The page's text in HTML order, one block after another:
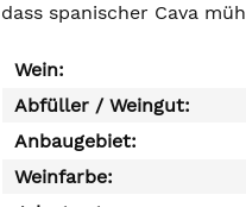
dass spanischer Cava
Wein:
Abfüller / Weingut:
Anbaugebiet:
Weinfarbe: